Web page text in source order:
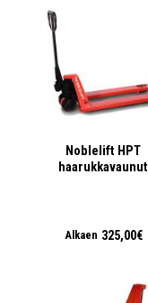
Noblelift HPT
haarukkavaunut
Alkaen 325,00€